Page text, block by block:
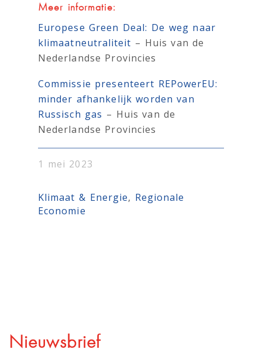
Meer informatie:
Europese Green Deal: De weg naar
klimaatneutraliteit – Huis van de
Nederlandse Provincies
Commissie presenteert REPowerEU:
minder afhankelijk worden van
Russisch gas – Huis van de
Nederlandse Provincies
1 mei 2023
Klimaat & Energie, Regionale
Economie
Nieuwsbrief